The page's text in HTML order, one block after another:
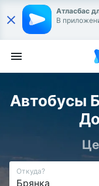
Атласбас
В
Автобусы
Откуда?